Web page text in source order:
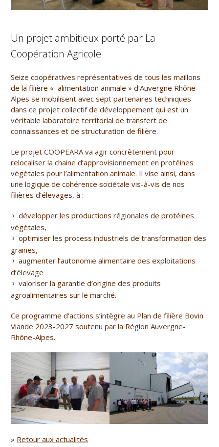
Un projet ambitieux porté par La
Coopération Agricole
Seize coopératives représentatives de tous les maillons
de la filière « alimentation animale » d’Auvergne Rhône-
Alpes se mobilisent avec sept partenaires techniques
dans ce projet collectif de développement qui est un
véritable laboratoire territorial de transfert de
connaissances et de structuration de filière.
Le projetCOOPEARAva agir concrètement pour
relocaliser la chaine d’approvisionnement en protéines
végétales pour l’alimentation animale. Il vise ainsi, dans
une logique de cohérence sociétale vis-à-vis de nos
filières d’élevages, à :
développer les productions régionales de protéines
végétales,
optimiser les process industriels de transformation des
graines,
augmenter l’autonomie alimentaire des exploitations
d’élevage
valoriser la garantie d’origine des produits
agroalimentaires sur le marché.
Ce programme d’actions s’intègre au Plan de filière Bovin
Viande 2023-2027 soutenu par la Région Auvergne-
Rhône-Alpes.
» Retour aux actualités